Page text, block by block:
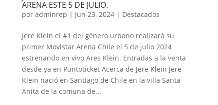
ARENA ESTE 5 DE JULIO.
por adminrep | Jun 23, 2024| Destacados
Jere Klein el #1 del género urbano realizará su
primer Movistar Arena Chile el 5 de julio 2024
estrenando en vivo Ares Klein. Entradas a la venta
desde ya en Puntoticket Acerca de Jere Klein Jere
Klein nació en Santiago de Chile en la villa Santa
Anita de la comuna de...